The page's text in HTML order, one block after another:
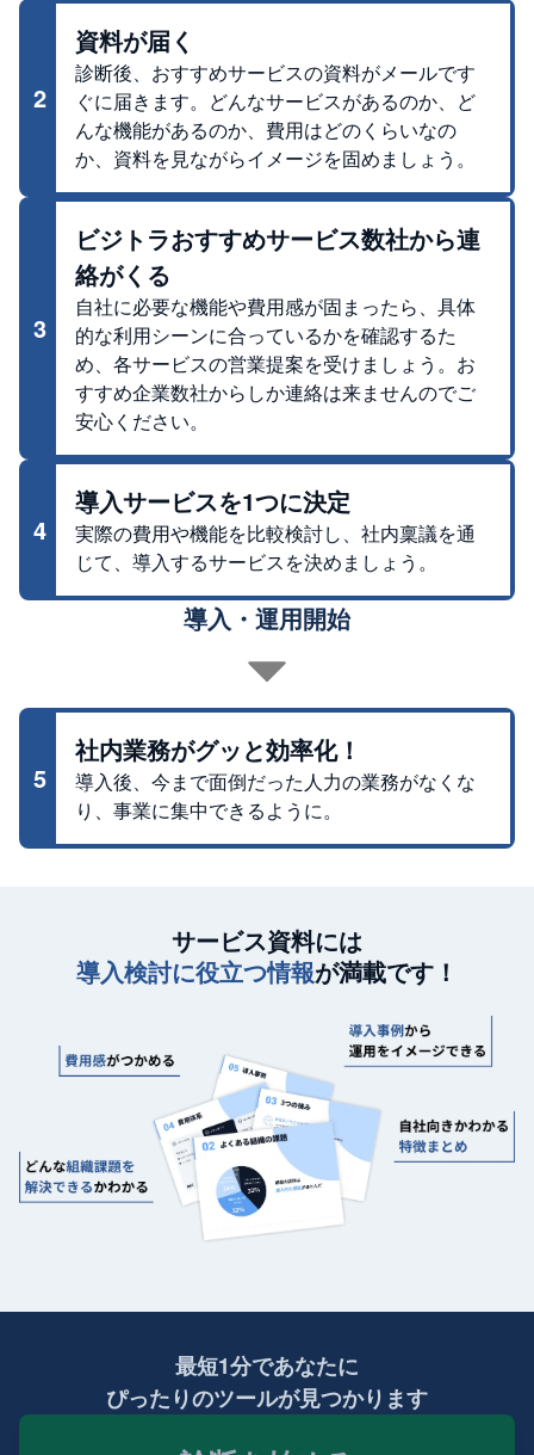
2
資料が届く
診断後、おすすめサービスの資料がメールです
ぐに届きます。どんなサービスがあるのか、ど
んな機能があるのか、費用はどのくらいなの
か、資料を見ながらイメージを固めましょう。
3
ビジトラおすすめサービス数社から連
絡がくる
自社に必要な機能や費用感が固まったら、具体
的な利用シーンに合っているかを確認するた
め、各サービスの営業提案を受けましょう。お
すすめ企業数社からしか連絡は来ませんのでご
安心ください。
4
導入サービスを1つに決定
実際の費用や機能を比較検討し、社内稟議を通
じて、導入するサービスを決めましょう。
導入・運用開始
5
社内業務がグッと効率化！
導入後、今まで面倒だった人力の業務がなくな
り、事業に集中できるように。
サービス資料には
導入検討に役立つ情報が満載です！
最短1分であなたに
ぴったりのツールが見つかります